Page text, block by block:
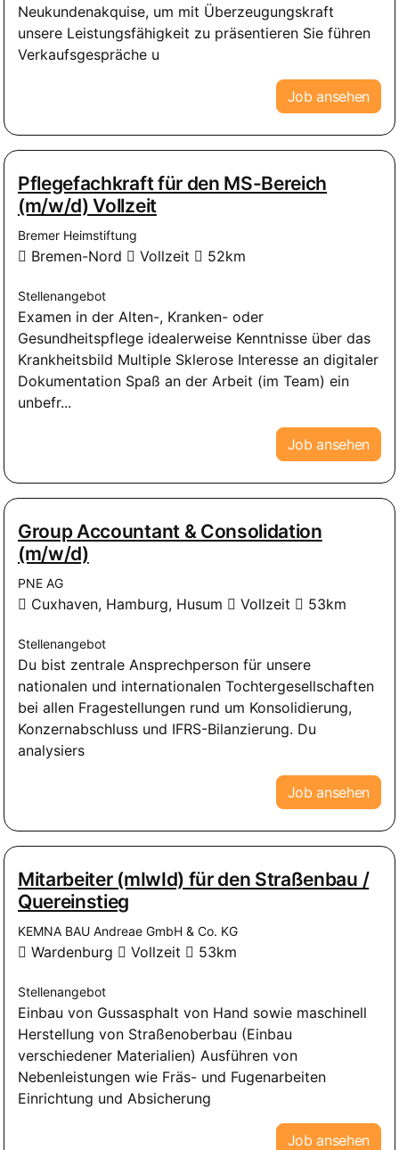
Neukundenakquise, um mit Überzeugungskraft
unsere Leistungsfähigkeit zu präsentieren Sie führen
Verkaufsgespräche u
Job ansehen
Pflegefachkraft für den MS-Bereich
(m/w/d) Vollzeit
Bremer Heimstiftung
Bremen-Nord Vollzeit 52km
Stellenangebot
Examen in der Alten-, Kranken- oder
Gesundheitspflege idealerweise Kenntnisse über das
Krankheitsbild Multiple Sklerose Interesse an digitaler
Dokumentation Spaß an der Arbeit (im Team) ein
unbefr...
Job ansehen
Group Accountant & Consolidation
(m/w/d)
PNE AG
Cuxhaven, Hamburg, Husum Vollzeit 53km
Stellenangebot
Du bist zentrale Ansprechperson für unsere
nationalen und internationalen Tochtergesellschaften
bei allen Fragestellungen rund um Konsolidierung,
Konzernabschluss und IFRS-Bilanzierung. Du
analysiers
Job ansehen
Mitarbeiter (mIwId) für den Straßenbau /
Quereinstieg
KEMNA BAU Andreae GmbH & Co. KG
Wardenburg Vollzeit 53km
Stellenangebot
Einbau von Gussasphalt von Hand sowie maschinell
Herstellung von Straßenoberbau (Einbau
verschiedener Materialien) Ausführen von
Nebenleistungen wie Fräs- und Fugenarbeiten
Einrichtung und Absicherung
Job ansehen